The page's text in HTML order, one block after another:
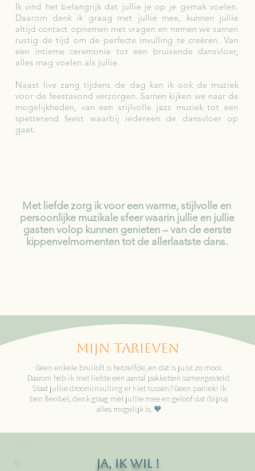
Ik vind het belangrijk dat jullie je op je gemak voelen.
Daarom denk ik graag met jullie mee, kunnen jullie
altijd contact opnemen met vragen en nemen we samen
rustig de tijd om de perfecte invulling te creëren. Van
een intieme ceremonie tot een bruisende dansvloer,
alles mag voelen als jullie.
Naast live zang tijdens de dag kan ik ook de muziek
voor de feestavond verzorgen. Samen kijken we naar de
mogelijkheden, van een stijlvolle jazz muziek tot een
spetterend feest waarbij iedereen de dansvloer op
gaat.
Met liefde zorg ik voor een warme, stijlvolle en
persoonlijke muzikale sfeer waarin jullie en jullie
gasten volop kunnen genieten – van de eerste
kippenvelmomenten tot de allerlaatste dans.
Mijn tarieven
Geen enkele bruiloft is hetzelfde, en dat is juist zo mooi.
Daarom heb ik met liefde een aantal pakketten samengesteld.
Staat jullie droominvulling er niet tussen? Geen paniek! Ik
ben flexibel, denk graag met jullie mee en geloof dat (bijna)
alles mogelijk is. 🧡
ja, ik wil !